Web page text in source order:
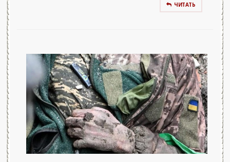
ЧИТАТЬ